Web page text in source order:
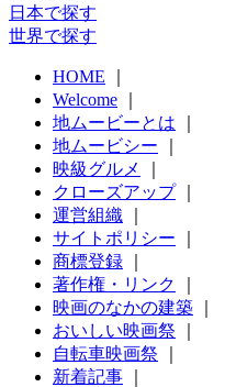
日本で探す
世界で探す
HOME
Welcome
地ムービーとは
地ムービシー
映級グルメ
クローズアップ｜
運営組織
サイトポリシー
商標登録
著作権・リンク
映画のなかの建築
おいしい映画祭
自転車映画祭
新着記事